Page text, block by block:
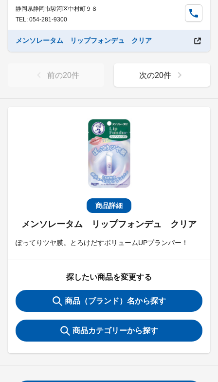
商品詳細
メンソレータム リップフォンデュ クリア
ぽってりツヤ膜。とろけだすボリュームUPプランパー！
探したい商品を変更する
商品（ブランド）名から探す
商品カテゴリーから探す
静岡県静岡市駿河区中村町９８
TEL: 054-281-9300
メンソレータム リップフォンデュ クリア
前の20件 次の20件